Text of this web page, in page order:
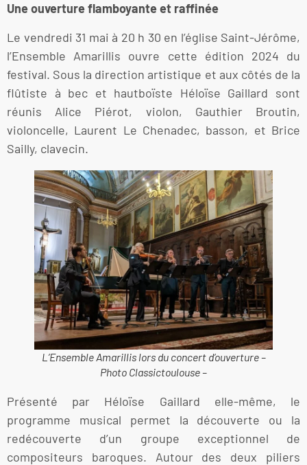
Une ouverture flamboyante et raffinée
Le vendredi 31 mai à 20 h 30 en l’église Saint-Jérôme,
l’Ensemble Amarillis ouvre cette édition 2024 du
festival. Sous la direction artistique et aux côtés de la
flûtiste à bec et hautboïste Héloïse Gaillard sont
réunis Alice Piérot, violon, Gauthier Broutin,
violoncelle, Laurent Le Chenadec, basson, et Brice
Sailly, clavecin.
L’Ensemble Amarillis lors du concert d’ouverture –
Photo Classictoulouse –
Présenté par Héloïse Gaillard elle-même, le
programme musical permet la découverte ou la
redécouverte d’un groupe exceptionnel de
compositeurs baroques. Autour des deux piliers